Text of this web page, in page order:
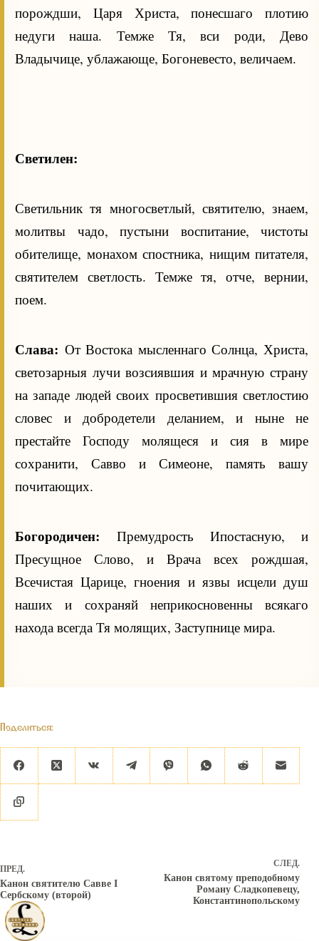
порождши, Царя Христа, понесшаго плотию
недуги наша. Темже Тя, вси роди, Дево
Владычице, ублажающе, Богоневесто, величаем.
Светилен:
Светильник тя многосветлый, святителю, знаем,
молитвы чадо, пустыни воспитание, чистоты
обителище, монахом спостника, нищим питателя,
святителем светлость. Темже тя, отче, вернии,
поем.
Слава: От Востока мысленнаго Солнца, Христа,
светозарныя лучи возсиявшия и мрачную страну
на западе людей своих просветившия светлостию
словес и добродетели деланием, и ныне не
престайте Господу молящеся и сия в мире
сохранити, Савво и Симеоне, память вашу
почитающих.
Богородичен: Премудрость Ипостасную, и
Пресущное Слово, и Врача всех рождшая,
Всечистая Царице, гноения и язвы исцели душ
наших и сохраняй неприкосновенны всякаго
находа всегда Тя молящих, Заступнице мира.
Поделиться:
ПРЕД.
Канон святителю Савве I
Сербскому (второй)
СЛЕД.
Канон святому преподобному
Роману Сладкопевецу,
Константинопольскому